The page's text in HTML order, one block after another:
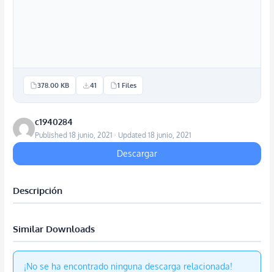
378.00 KB 41 1 Files
c1940284
Published 18 junio, 2021 · Updated 18 junio, 2021
Descargar
Descripción
Similar Downloads
¡No se ha encontrado ninguna descarga relacionada!